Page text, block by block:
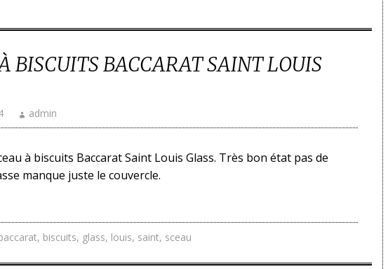
BISCUITS BACCARAT SAINT LOUIS
admin
à biscuits Baccarat Saint Louis Glass. Très bon état pas de
manque juste le couvercle.
, biscuits, glass, louis, saint, sceau